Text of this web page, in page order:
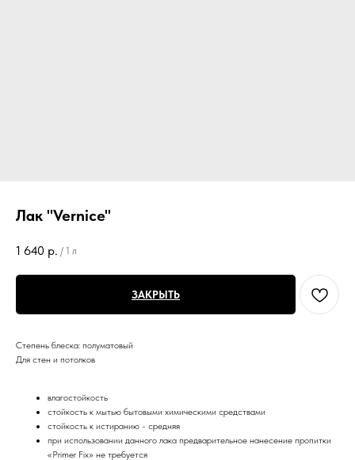
Лак "Vernice"
1 640 р. / 1 л
ЗАКРЫТЬ
Степень блеска: полуматовый
Для стен и потолков
влагостойкость
стойкость к мытью бытовыми химическими средствами
стойкость к истиранию - средняя
при использовании данного лака предварительное нанесение пропитки
«Primer Fix» не требуется